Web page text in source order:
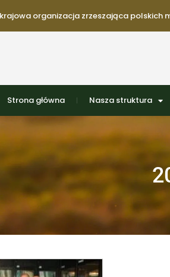
organizacja zrzeszająca polskich
Strona główna Nasza struktura